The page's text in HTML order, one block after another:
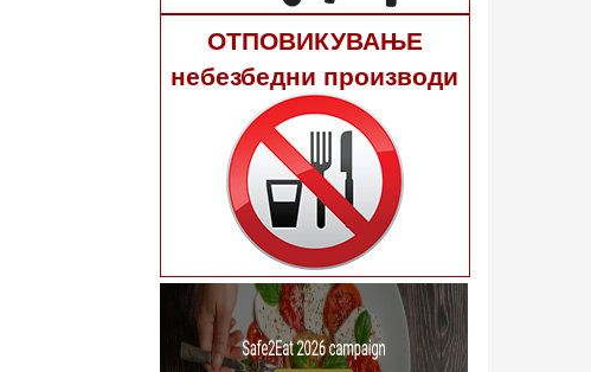
ОТПОВИКУВАЊЕ
небезбедни производи